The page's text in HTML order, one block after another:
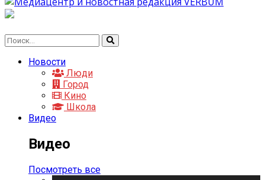
Новости
Люди
Город
Кино
Школа
Видео
Видео
Посмотреть все